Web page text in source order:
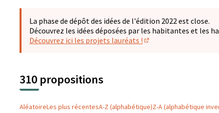
La phase de dépôt des idées de l'édition 2022 est close.
Découvrez les idées déposées par les habitantes et les
Découvrez ici les projets lauréats !
310 propositions
AléatoireLes plus récentesA-Z (alphabétique)Z-A (alphabétique